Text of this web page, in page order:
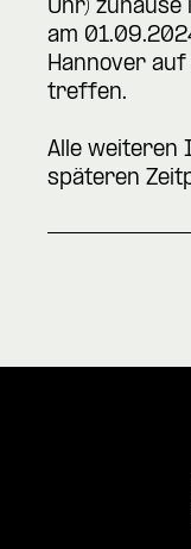
Uhr) zuhause
am
Hannover
treffen.
Alle weiteren
späteren